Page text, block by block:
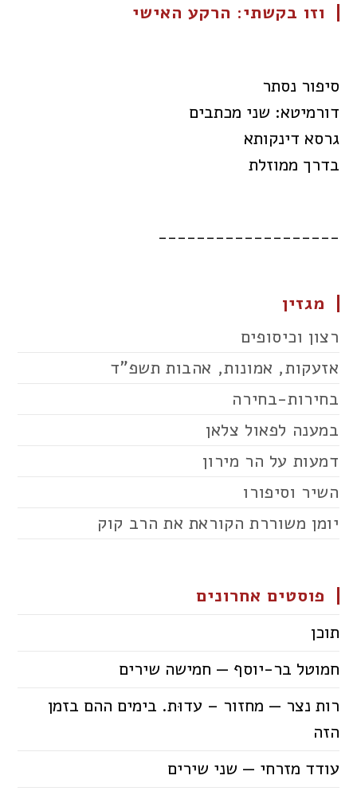
וזו בקשתי: הרקע האישי
סיפור נסתר
דורמיטא: שני מכתבים
גרסא דינקותא
בדרך ממוזלת
___________________
מגזין
רצון וכיסופים
אזעקות, אמונות, אהבות תשפ"ד
בחירות-בחירה
במענה לפאול צלאן
דמעות על הר מירון
השיר וסיפורו
יומן משוררת הקוראת את הרב קוק
פוסטים אחרונים
תוכן
חמוטל בר-יוסף — חמישה שירים
רות נצר — מחזור – עדוּת. בימים ההם בזמן
הזה
עודד מזרחי — שני שירים